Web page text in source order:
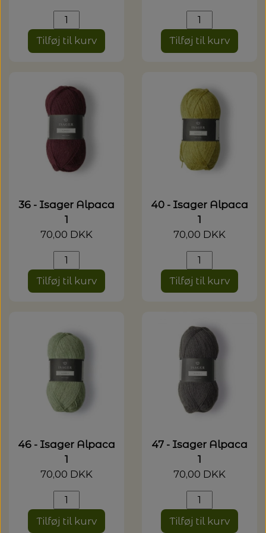
Tilføj til kurv Tilføj til kurv
36 - Isager Alpaca
1
70,00 DKK
Tilføj til kurv
40 - Isager Alpaca
1
70,00 DKK
Tilføj til kurv
46 - Isager Alpaca
1
70,00 DKK
Tilføj til kurv
47 - Isager Alpaca
1
70,00 DKK
Tilføj til kurv